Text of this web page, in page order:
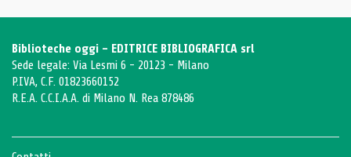
Biblioteche oggi - EDITRICE BIBLIOGRAFICA srl
Sede legale: Via Lesmi 6 - 20123 - Milano
P.IVA, C.F. 01823660152
R.E.A. C.C.I.A.A. di Milano N. Rea 878486